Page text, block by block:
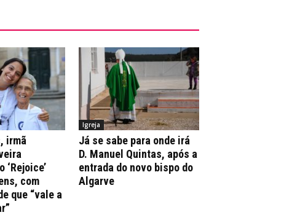
irmã
‘Rejoice’
com
que “vale a
Igreja
Já se sabe para onde irá
D. Manuel Quintas, após a
entrada do novo bispo do
Algarve